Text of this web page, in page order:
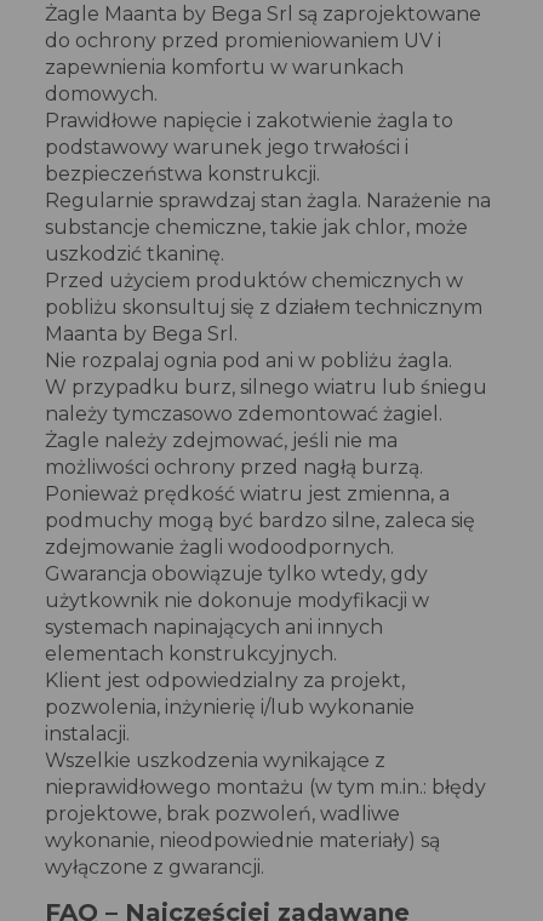
Żagle Maanta by Bega Srl są zaprojektowane
do ochrony przed promieniowaniem UV i
zapewnienia komfortu w warunkach
domowych.
Prawidłowe napięcie i zakotwienie żagla to
podstawowy warunek jego trwałości i
bezpieczeństwa konstrukcji.
Regularnie sprawdzaj stan żagla. Narażenie na
substancje chemiczne, takie jak chlor, może
uszkodzić tkaninę.
Przed użyciem produktów chemicznych w
pobliżu skonsultuj się z działem technicznym
Maanta by Bega Srl.
Nie rozpalaj ognia pod ani w pobliżu żagla.
W przypadku burz, silnego wiatru lub śniegu
należy tymczasowo zdemontować żagiel.
Żagle należy zdejmować, jeśli nie ma
możliwości ochrony przed nagłą burzą.
Ponieważ prędkość wiatru jest zmienna, a
podmuchy mogą być bardzo silne, zaleca się
zdejmowanie żagli wodoodpornych.
Gwarancja obowiązuje tylko wtedy, gdy
użytkownik nie dokonuje modyfikacji w
systemach napinających ani innych
elementach konstrukcyjnych.
Klient jest odpowiedzialny za projekt,
pozwolenia, inżynierię i/lub wykonanie
instalacji.
Wszelkie uszkodzenia wynikające z
nieprawidłowego montażu (w tym m.in.: błędy
projektowe, brak pozwoleń, wadliwe
wykonanie, nieodpowiednie materiały) są
wyłączone z gwarancji.
FAQ – Najczęściej zadawane